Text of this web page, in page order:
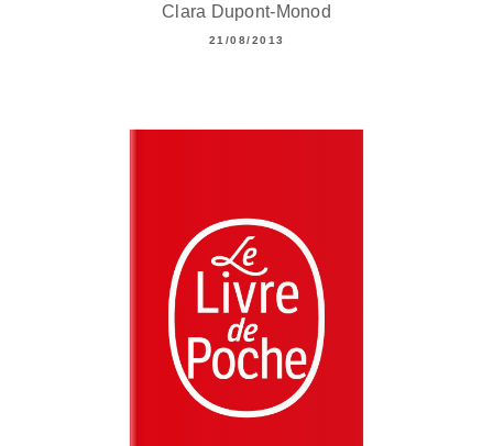
Clara Dupont-Monod
21/08/2013